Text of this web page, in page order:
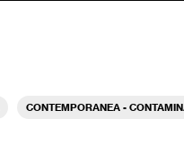
CONTEMPORANEA -